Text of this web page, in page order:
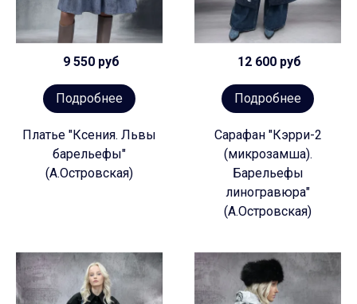
9 550 руб
Подробнее
Платье "Ксения. Львы
барельефы"
(А.Островская)
12 600 руб
Подробнее
Сарафан "Кэрри-2
(микрозамша).
Барельефы
линогравюра"
(А.Островская)